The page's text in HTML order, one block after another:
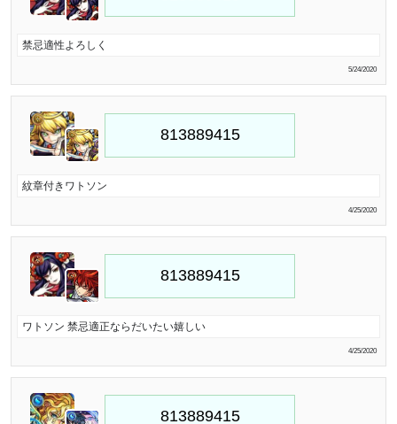
禁忌適性よろしく
5/24/2020
紋章付きワトソン
4/25/2020
ワトソン 禁忌適正ならだいたい嬉しい
4/25/2020